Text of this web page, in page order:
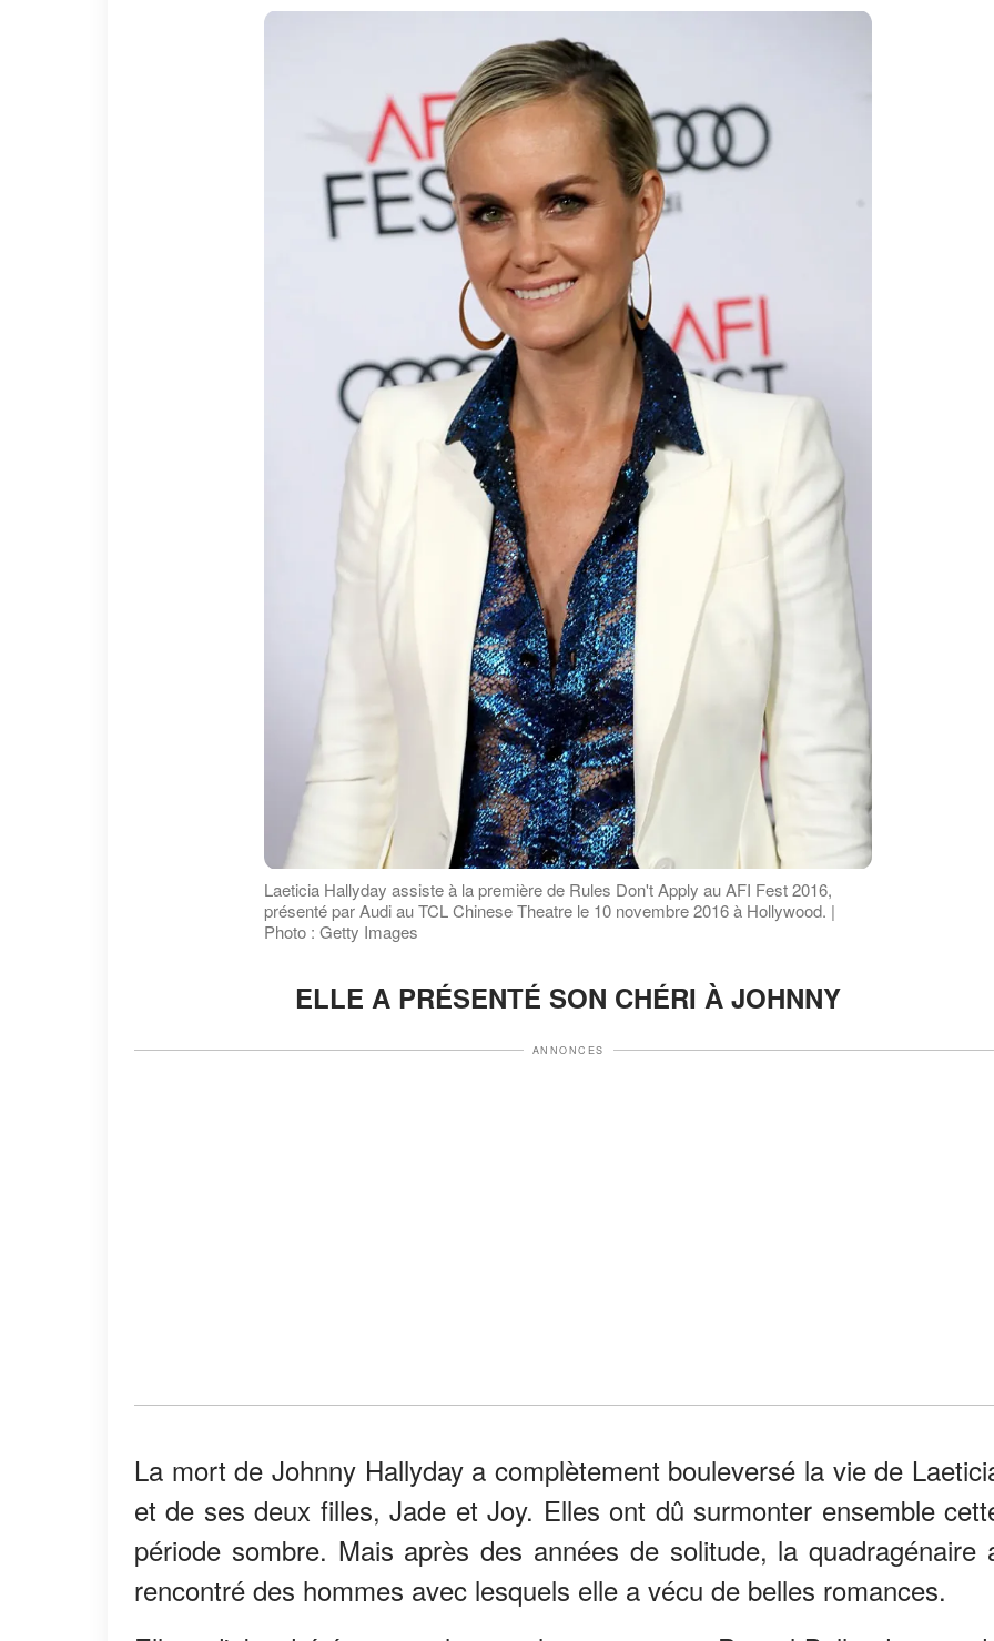
Laeticia Hallyday assiste à la première de Rules Don't Apply au AFI Fest 2016,
présenté par Audi au TCL Chinese Theatre le 10 novembre 2016 à Hollywood. |
Photo : Getty Images
ELLE A PRÉSENTÉ SON CHÉRI À JOHNNY
ANNONCES
La mort de Johnny Hallyday a complètement bouleversé la vie de
et de ses deux filles, Jade et Joy. Elles ont dû surmonter ensemble
période sombre. Mais après des années de solitude, la quadragénaire
rencontré des hommes avec lesquels elle a vécu de belles romances.